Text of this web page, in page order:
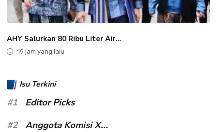
AHY Salurkan 80 Ribu Liter Air...
19 jam yang lalu
Isu Terkini
#1
Editor Picks
#2
Anggota Komisi X...